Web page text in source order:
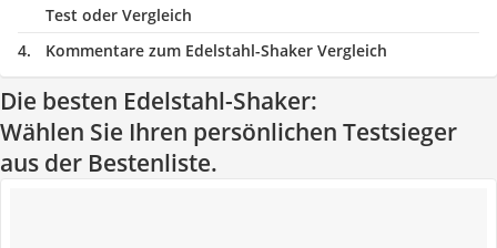
Test oder Vergleich
Kommentare zum Edelstahl-Shaker Vergleich
Die besten Edelstahl-Shaker:
Wählen Sie Ihren persönlichen Testsieger
aus der Bestenliste.